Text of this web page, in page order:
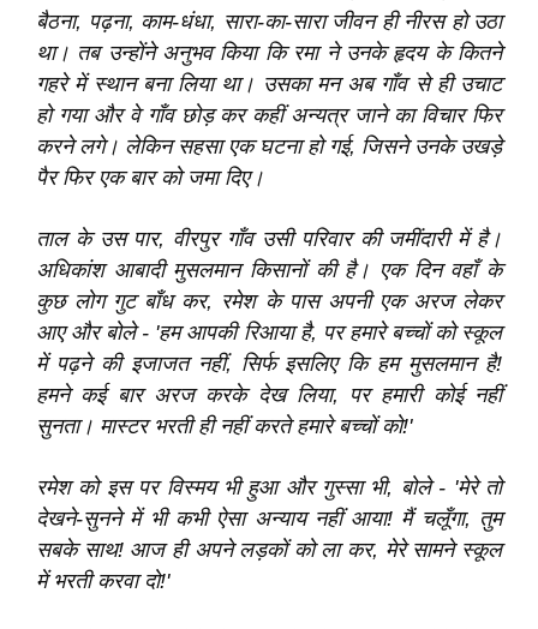
बैठना, पढ़ना, काम-धंधा, सारा-का-सारा जीवन ही नीरस हो उठा
था। तब उन्होंने अनुभव किया कि रमा ने उनके हृदय के कितने
गहरे में स्थान बना लिया था। उसका मन अब गाँव से ही उचाट
हो गया और वे गाँव छोड़ कर कहीं अन्यत्र जाने का विचार फिर
करने लगे। लेकिन सहसा एक घटना हो गई, जिसने उनके उखड़े
पैर फिर एक बार को जमा दिए।
ताल के उस पार, वीरपुर गाँव उसी परिवार की जमींदारी में है।
अधिकांश आबादी मुसलमान किसानों की है। एक दिन वहाँ के
कुछ लोग गुट बाँध कर, रमेश के पास अपनी एक अरज लेकर
आए और बोले - 'हम आपकी रिआया है, पर हमारे बच्चों को स्कूल
में पढ़ने की इजाजत नहीं, सिर्फ इसलिए कि हम मुसलमान है!
हमने कई बार अरज करके देख लिया, पर हमारी कोई नहीं
सुनता। मास्टर भरती ही नहीं करते हमारे बच्चों को!'
रमेश को इस पर विस्मय भी हुआ और गुस्सा भी, बोले - 'मेरे तो
देखने-सुनने में भी कभी ऐसा अन्याय नहीं आया! मैं चलूँगा, तुम
सबके साथ! आज ही अपने लड़कों को ला कर, मेरे सामने स्कूल
में भरती करवा दो!'